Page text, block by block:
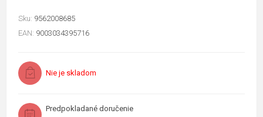
Sku: 9562008685
EAN: 9003034395716
Nie je skladom
Predpokladané doručenie